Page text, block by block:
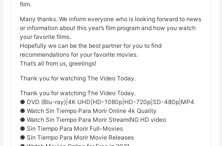
film.
Many thanks. We inform everyone who is looking forward to news
or information about this year’s film program and how you watch
your favorite films.
Hopefully we can be the best partner for you to find
recommendations for your favorite movies.
That’s all from us, greetings!
Thank you for watching The Video Today.
Thank you for watching The Video Today.
● DVD (Blu-ray)|4K UHD|HD-1080p|HD-720p|SD-480p|MP4
● Watch Sin Tiempo Para Morir Online 4k Quality
● Watch Sin Tiempo Para Morir StreamiNG HD video
● Sin Tiempo Para Morir Full-Movies
● Sin Tiempo Para Morir Movie Releases